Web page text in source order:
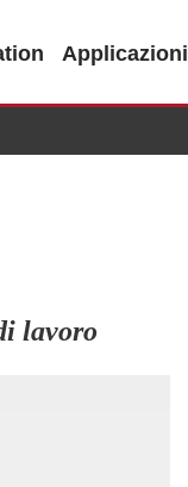
Applicazioni
lavoro